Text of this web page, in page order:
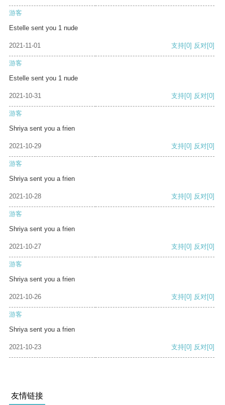
游客
Estelle sent you 1 nude
2021-11-01 支持[0] 反对[0]
游客
Estelle sent you 1 nude
2021-10-31 支持[0] 反对[0]
游客
Shriya sent you a frien
2021-10-29 支持[0] 反对[0]
游客
Shriya sent you a frien
2021-10-28 支持[0] 反对[0]
游客
Shriya sent you a frien
2021-10-27 支持[0] 反对[0]
游客
Shriya sent you a frien
2021-10-26 支持[0] 反对[0]
游客
Shriya sent you a frien
2021-10-23 支持[0] 反对[0]
友情链接